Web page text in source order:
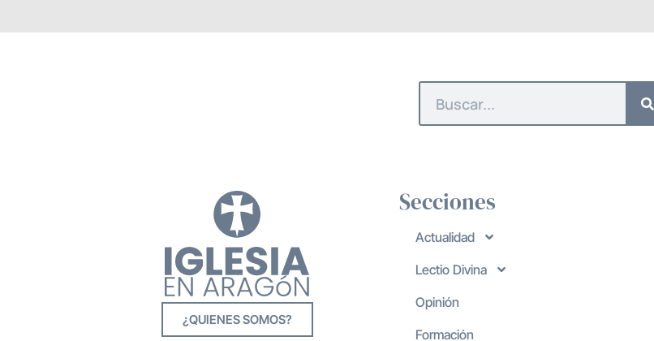
¿QUIENES SOMOS?
Secciones
Actualidad
Lectio Divina
Opinión
Formación